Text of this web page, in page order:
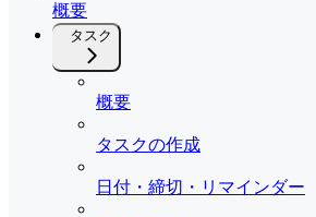
概要
タスク
概要
タスクの作成
日付・締切・リマインダー